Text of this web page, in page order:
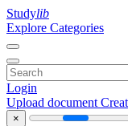
Studylib
Explore Categories
Login
Upload document
×